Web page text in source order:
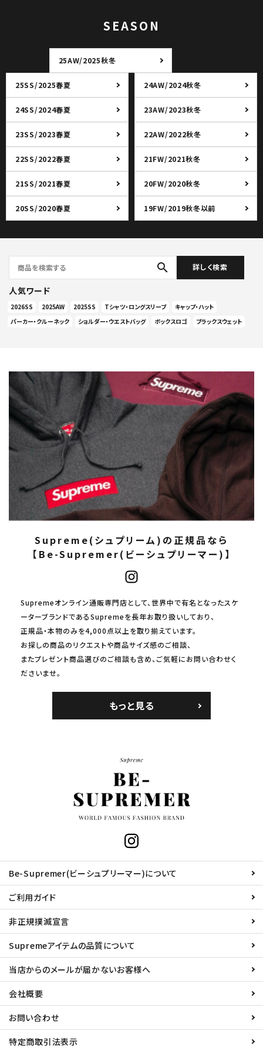
SEASON
25AW/2025秋冬
25SS/2025春夏 24AW/2024秋冬
24SS/2024春夏 23AW/2023秋冬
23SS/2023春夏 22AW/2022秋冬
22SS/2022春夏 21FW/2021秋冬
21SS/2021春夏 20FW/2020秋冬
20SS/2020春夏 19FW/2019秋冬以前
search 詳しく検索
人気ワード
2026SS 2025AW 2025SS Tシャツ・ロングスリーブ
キャップ・ハット
パーカー・クルーネック
ショルダー・ウエストバッグ ボックスロゴ ブラックスウェット
Supreme(シュプリーム)の正規品なら
【Be-Supremer(ビーシュプリーマー)】
Supremeオンライン通販専門店として、世界中で有名となったスケ
ーターブランドであるSupremeを長年お取り扱いしており、
正規品・本物のみを4,000点以上を取り揃えています。
お探しの商品のリクエストや商品サイズ感のご相談、
またプレゼント商品選びのご相談も含め、ご気軽にお問い合わせく
ださいませ。
もっと見る
Be-Supremer(ビーシュプリーマー)について
ご利用ガイド
非正規撲滅宣言
Supremeアイテムの品質について
当店からのメールが届かないお客様へ
会社概要
お問い合わせ
特定商取引法表示